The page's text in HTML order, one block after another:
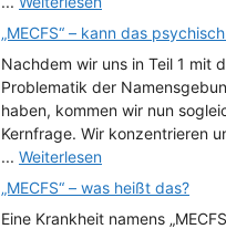
„MECFS“ – kann das
Nachdem wir uns in Teil 1 mit
Problematik der
haben, kommen wir nun
Kernfrage. Wir konzentrieren
... Weiterlesen
„MECFS“ – was heißt das?
Eine Krankheit namens